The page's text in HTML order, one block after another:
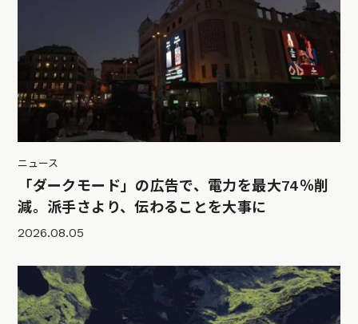
ニュース
「ダークモード」の広告で、電力を最大74％削
減。派手さより、伝わることを大事に
2026.08.05